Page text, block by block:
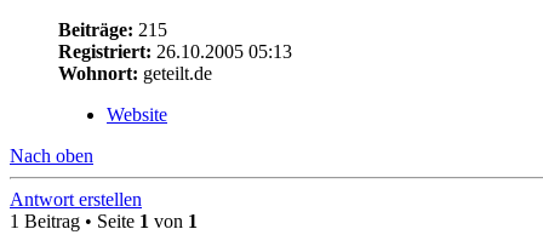
Beiträge: 215
Registriert: 26.10.2005 05:13
Wohnort: geteilt.de
Website
Nach oben
Antwort erstellen
1 Beitrag • Seite 1 von 1